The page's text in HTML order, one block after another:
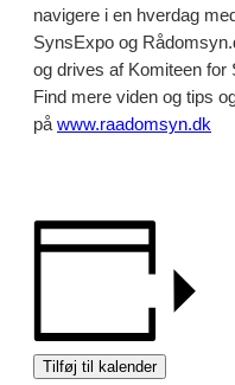
navigere i en hverdag
SynsExpo og
og drives af Komiteen for
Find mere viden og tips
påwww.raadomsyn.dk
Tilføj til kalender